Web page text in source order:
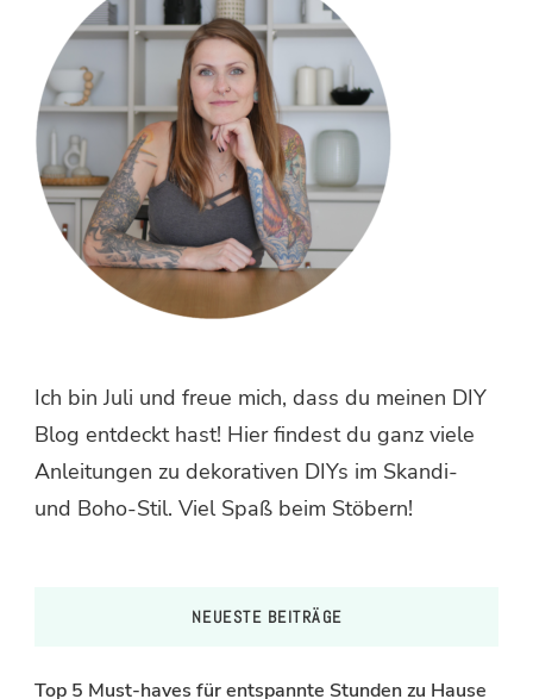
Ich bin Juli und freue mich, dass du meinen DIY
Blog entdeckt hast! Hier findest du ganz viele
Anleitungen zu dekorativen DIYs im Skandi-
und Boho-Stil. Viel Spaß beim Stöbern!
NEUESTE BEITRÄGE
Top 5 Must-haves für entspannte Stunden zu Hause